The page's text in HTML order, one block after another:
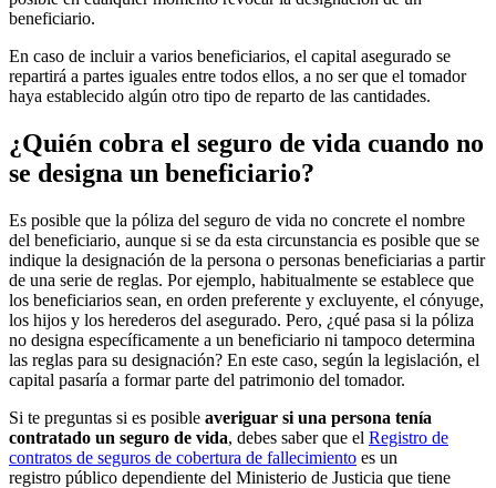
beneficiario.
En caso de incluir a varios beneficiarios, el capital asegurado se
repartirá a partes iguales entre todos ellos, a no ser que el tomador
haya establecido algún otro tipo de reparto de las cantidades.
¿Quién cobra el seguro de vida cuando no
se designa un beneficiario?
Es posible que la póliza del seguro de vida no concrete el nombre
del beneficiario, aunque si se da esta circunstancia es posible que se
indique la designación de la persona o personas beneficiarias a partir
de una serie de reglas. Por ejemplo, habitualmente se establece que
los beneficiarios sean, en orden preferente y excluyente, el cónyuge,
los hijos y los herederos del asegurado. Pero, ¿qué pasa si la póliza
no designa específicamente a un beneficiario ni tampoco determina
las reglas para su designación? En este caso, según la legislación, el
capital pasaría a formar parte del patrimonio del tomador.
Si te preguntas si es posible averiguar si una persona tenía
contratado un seguro de vida, debes saber que el Registro de
contratos de seguros de cobertura de fallecimiento es un
registro público dependiente del Ministerio de Justicia que tiene